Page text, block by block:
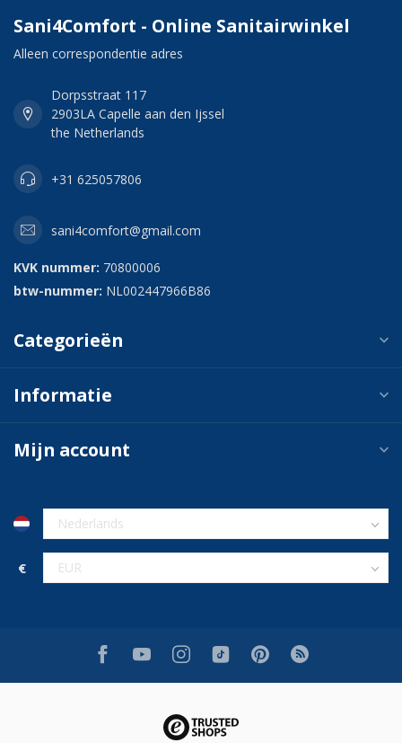
Sani4Comfort - Online Sanitairwinkel
Alleen correspondentie adres
Dorpsstraat 117
2903LA Capelle aan den Ijssel
the Netherlands
+31 625057806
sani4comfort@gmail.com
KVK nummer: 70800006
btw-nummer: NL002447966B86
Categorieën
Informatie
Mijn account
€